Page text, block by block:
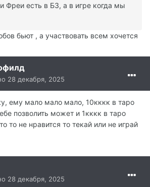
Фреи есть в БЗ, а в игре когда мы
бьют , а участвовать всем хочется
28 декабря, 2025
ему мало мало мало, 10кккк в таро
позволить может и 1кккк в таро
то не нравится то текай или не играй
28 декабря, 2025